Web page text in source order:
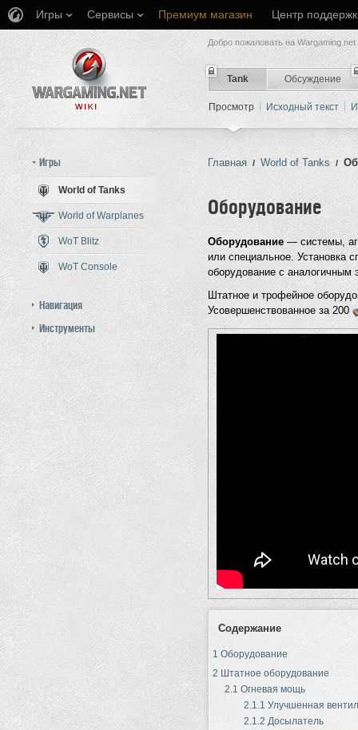
Игры Сервисы Премиум магазин Центр
Добро пожаловать на Wargaming.net
Tank Обсуждение
Просмотр Исходный текст
Игры
World of Tanks
World of Warplanes
WoT Blitz
WoT Console
Навигация
Инструменты
Главная / World of Tanks /
Перейти к:навигация,поиск
Оборудование
Оборудование — системы,
или специальное. Установка
оборудование с аналогичным
Штатное и трофейное
Усовершенствованное за 200
Содержание
1 Оборудование
2 Штатное оборудование
2.1 Огневая мощь
2.1.1 Улучшенная
2.1.2 Досылатель